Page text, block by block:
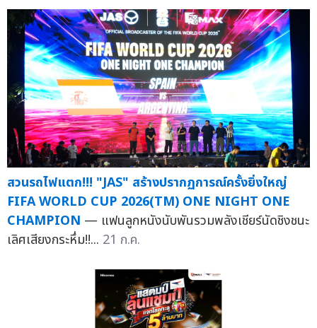
สวนรถไฟแตก!!! "JAS" สร้างปรากฏการณ์ครั้งยิ่งใหญ่
FIFA WORLD CUP 2026(TM) ONE NIGHT ONE
CHAMPION — แฟนลูกหนังนับพันรวมพลังเชียร์นัดชิงชนะ
เลิศเสียงกระหึ่ม!!... 21 ก.ค.